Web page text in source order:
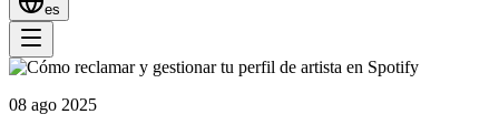
es
08 ago 2025